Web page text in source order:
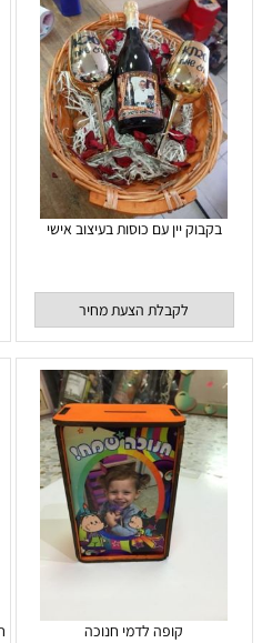
בקבוק יין עם כוסות בעיצוב אישי
לקבלת הצעת מחיר
קופה לדמי חנוכה